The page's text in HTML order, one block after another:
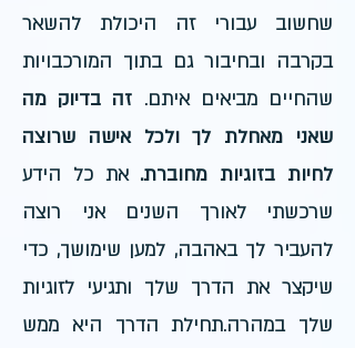
שחשוב עבורי זה היכולת להשאר
בקרבה ובחיבור גם בתוך המורכבויות
שהחיים מביאים איתם. זה בדיוק מה
שאני מאחלת לך ולכל אישה שרוצה
לחיות בזוגיות מחוברת. את כל הידע
שרכשתי לאורך השנים אני רוצה
להעביר לך באהבה, למען שימושך, כדי
שיקצר את הדרך שלך ותגיעי לזוגיות
שלך במהרה.תחילת הדרך היא ממש